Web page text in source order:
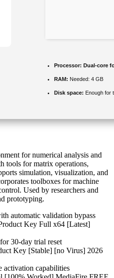
Processor: Dual-core
RAM: Needed: 4 GB
Disk space: Enough for
for numerical analysis and
tools for matrix operations,
simulation, visualization, and
toolboxes for machine
Used by researchers and
prototyping.
automatic validation bypass
Key Full x64 [Latest]
30-day trial reset
Key [Stable] [no Virus] 2026
capabilities